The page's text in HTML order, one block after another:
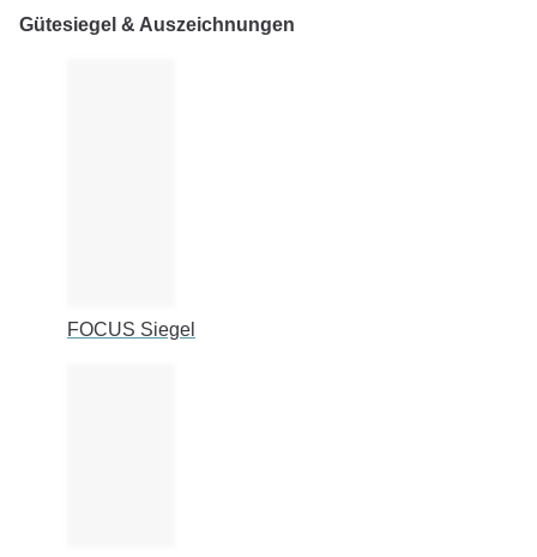
Gütesiegel & Auszeichnungen
FOCUS Siegel